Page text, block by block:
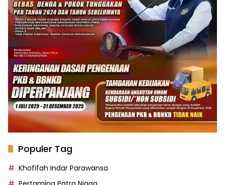
Populer Tag
Khofifah Indar Parawansa